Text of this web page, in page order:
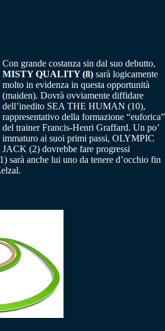
Con grande costanza sin dal suo debutto,
MISTY QUALITY (8) sarà logicamente
molto in evidenza in questa opportunità
(maiden). Dovrà ovviamente diffidare
dell’inedito SEA THE HUMAN (10),
rappresentativo della formazione “euforica”
del trainer Francis-Henri Graffard. Un po’
immaturo ai suoi primi passi, OLYMPIC
JACK (2) dovrebbe fare progressi
anche lui uno da tenere d’occhio fin